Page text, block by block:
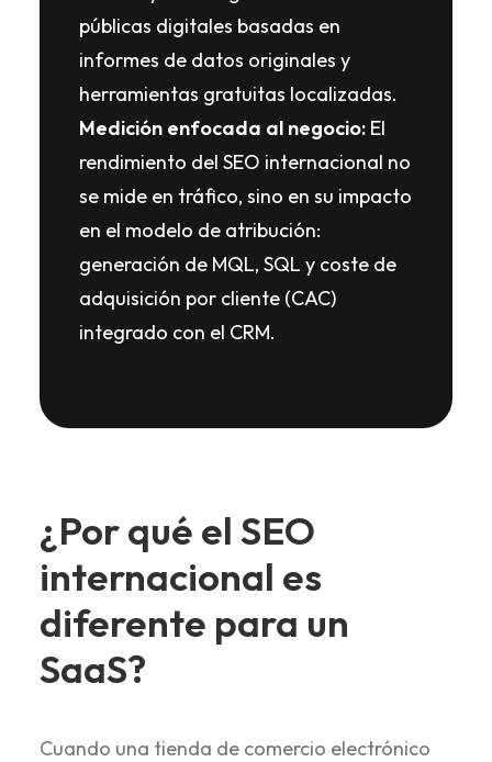
públicas digitales basadas en
informes de datos originales y
herramientas gratuitas localizadas.
Medición enfocada al negocio: El
rendimiento del SEO internacional no
se mide en tráfico, sino en su impacto
en el modelo de atribución:
generación de MQL, SQL y coste de
adquisición por cliente (CAC)
integrado con el CRM.
¿Por qué el SEO
internacional es
diferente para un
SaaS?
Cuando una tienda de comercio electrónico